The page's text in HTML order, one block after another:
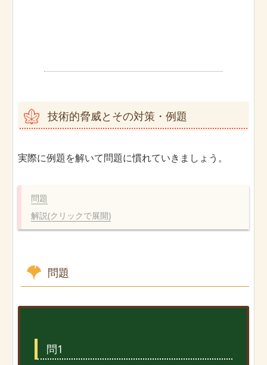
技術的脅威とその対策・例題
実際に例題を解いて問題に慣れていきましょう。
問題
解説(クリックで展開)
問題
問1